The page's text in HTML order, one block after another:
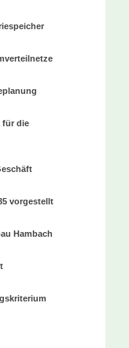
für die
vorgestellt
Hambach